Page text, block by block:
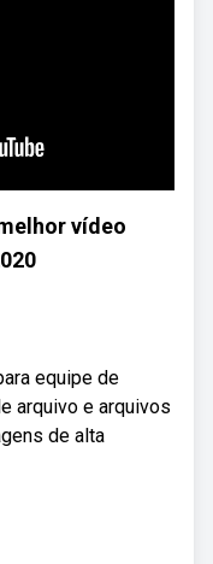
vídeo
equipe de
arquivo e arquivos
de alta